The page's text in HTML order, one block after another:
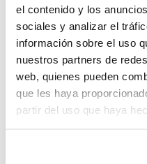
el contenido y los
sociales y analizar el
información sobre el uso
nuestros partners de
web, quienes pueden
que les haya
partir del uso que haya
Onda Cero ha otorgado
Deporte 2012, un
de noviembre.
Asimismo, la
Santa Anna le ha
premio que será